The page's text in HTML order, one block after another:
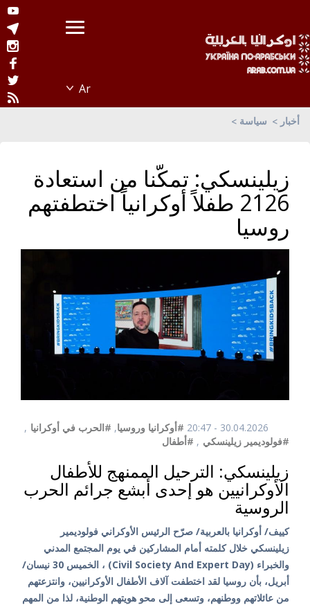
أخبار سياسة
زيلينسكي: تمكّنا من استعادة
2126 طفلاً أوكرانياً اختطفتهم
روسيا
30.04.2026 - 20:47 #أوكرانيا وروسيا, #الحرب في أوكرانيا ,
#فولوديمير زيلينسكي , #أطفال
زيلينسكي: الترحيل الممنهج للأطفال
الأوكرانيين هو إحدى أبشع جرائم الحرب
الروسية
كييف/ أوكرانيا بالعربية/ صرّح الرئيس الأوكراني فولوديمير
زيلينسكي خلال كلمته أمام المشاركين في يوم المجتمع المدني
والخبراء (Civil Society And Expert Day) ، الخميس 30 نيسان/
أبريل، بأن روسيا لقد اختطفت آلاف الأطفال الأوكرانيين، وانتزعتهم
من عائلاتهم ووطنهم، وتسعى إلى محو هويتهم الوطنية، لذا من المهم